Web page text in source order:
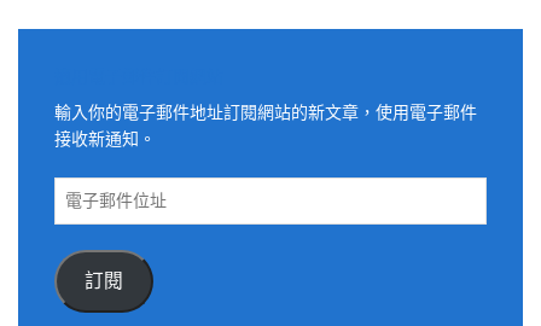
輸入你的電子郵件地址訂閱網站的新文章，使用電子郵件
接收新通知。
電
件
位
訂閱